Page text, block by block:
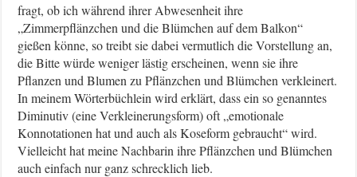
fragt, ob ich während ihrer Abwesenheit ihre
„Zimmerpflänzchen und die Blümchen auf dem Balkon“
gießen könne, so treibt sie dabei vermutlich die Vorstellung an,
die Bitte würde weniger lästig erscheinen, wenn sie ihre
Pflanzen und Blumen zu Pflänzchen und Blümchen verkleinert.
In meinem Wörterbüchlein wird erklärt, dass ein so genanntes
Diminutiv (eine Verkleinerungsform) oft „emotionale
Konnotationen hat und auch als Koseform gebraucht“ wird.
Vielleicht hat meine Nachbarin ihre Pflänzchen und Blümchen
auch einfach nur ganz schrecklich lieb.